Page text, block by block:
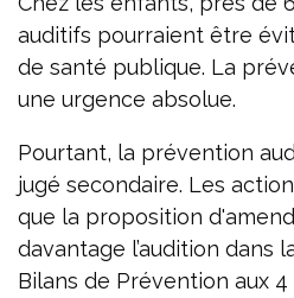
auditifs pourraient être
de santé publique. La
une urgence absolue.
Pourtant, la prévention
jugé secondaire. Les
que la proposition
davantage l’audition dans
Bilans de Prévention aux